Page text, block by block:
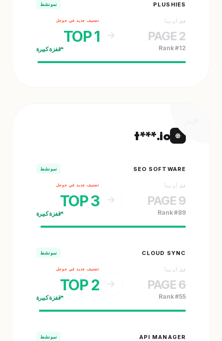
PLUSHIES نمو نشط
قبل أن نبدأ
PAGE 2
Rank #12
تصنيف جديد في جوجل
TOP 1
قفزة كبيرة
t***.io
SEO SOFTWARE نمو نشط
قبل أن نبدأ
PAGE 9
Rank #89
تصنيف جديد في جوجل
TOP 3
قفزة كبيرة
CLOUD SYNC نمو نشط
قبل أن نبدأ
PAGE 6
Rank #55
تصنيف جديد في جوجل
TOP 2
قفزة كبيرة
API MANAGER نمو نشط